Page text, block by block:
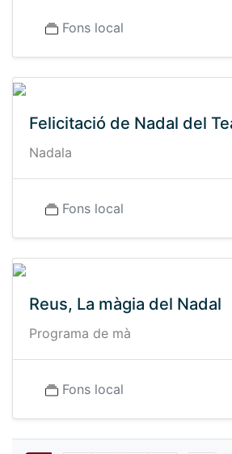
Fons local
Felicitació de Nadal del
Nadala
Fons local
Reus, La màgia del Nadal
Programa de mà
Fons local